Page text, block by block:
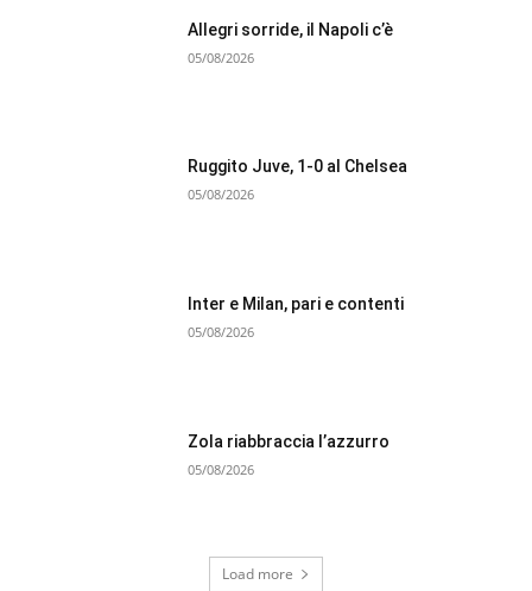
Allegri sorride, il Napoli c’è
05/08/2026
Ruggito Juve, 1-0 al Chelsea
05/08/2026
Inter e Milan, pari e contenti
05/08/2026
Zola riabbraccia l’azzurro
05/08/2026
Load more